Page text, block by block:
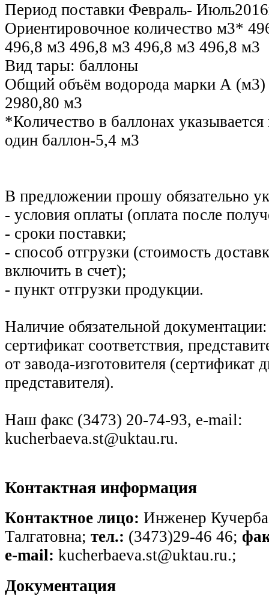
Период поставки Февраль-
Ориентировочное количество м3*
496,8 м3 496,8 м3 496,8 м3 496,8 м3
Вид тары: баллоны
Общий объём водорода марки А (м3)
2980,80 м3
*Количество в баллонах указывается
один баллон-5,4 м3
В предложении прошу обязательно
- условия оплаты (оплата после
- сроки поставки;
- способ отгрузки (стоимость
включить в счет);
- пункт отгрузки продукции.
Наличие обязательной
сертификат соответствия,
от завода-изготовителя (сертификат
представителя).
Наш факс (3473) 20-74-93, e-mail:
kucherbaeva.st@uktau.ru.
Контактная информация
Контактное лицо: Инженер
Талгатовна; тел.: (3473)29-46 46;
e-mail: kucherbaeva.st@uktau.ru.;
Документация